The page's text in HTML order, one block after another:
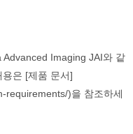
Imaging JAI와 같
은 [제품 문서]
requirements/)을 참조하세